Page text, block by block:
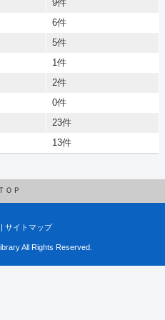
9件
6件
5件
1件
2件
0件
23件
13件
ＴＯＰ
サイトマップ
All Rights Reserved.